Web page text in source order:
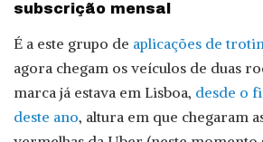
subscrição mensal
É a este grupo de aplicações de
agora chegam os veículos de duas
marca já estava em Lisboa, desde o
deste ano, altura em que chegaram